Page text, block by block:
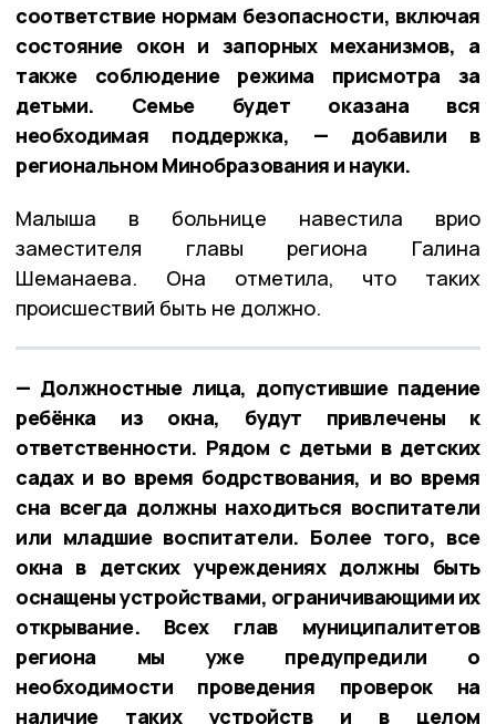
соответствие нормам безопасности, включая
состояние окон и запорных механизмов, а
также соблюдение режима присмотра за
детьми. Семье будет оказана вся
необходимая поддержка, — добавили в
региональном Минобразования и науки.
Малыша в больнице навестила врио
заместителя главы региона Галина
Шеманаева. Она отметила, что таких
происшествий быть не должно.
— Должностные лица, допустившие падение
ребёнка из окна, будут привлечены к
ответственности. Рядом с детьми в детских
садах и во время бодрствования, и во время
сна всегда должны находиться воспитатели
или младшие воспитатели. Более того, все
окна в детских учреждениях должны быть
оснащены устройствами, ограничивающими их
открывание. Всех глав муниципалитетов
региона мы уже предупредили о
необходимости проведения проверок на
наличие таких устройств и в целом